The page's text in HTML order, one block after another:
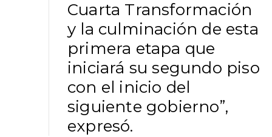
Cuarta Transformación
y la culminación de esta
primera etapa que
iniciará su segundo piso
con el inicio del
siguiente gobierno”,
expresó.